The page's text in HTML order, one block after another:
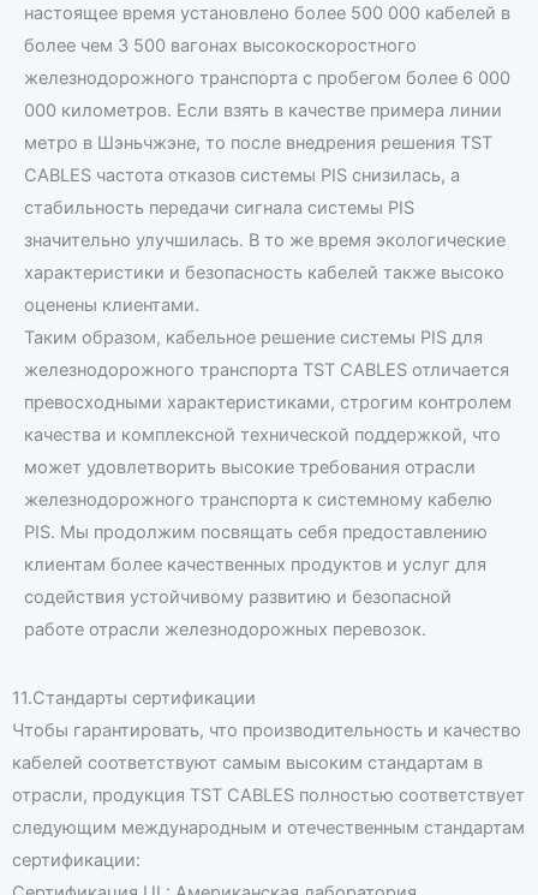
настоящее время установлено более 500 000 кабелей в
более чем 3 500 вагонах высокоскоростного
железнодорожного транспорта с пробегом более 6 000
000 километров. Если взять в качестве примера линии
метро в Шэньчжэне, то после внедрения решения TST
CABLES частота отказов системы PIS снизилась, а
стабильность передачи сигнала системы PIS
значительно улучшилась. В то же время экологические
характеристики и безопасность кабелей также высоко
оценены клиентами.
Таким образом, кабельное решение системы PIS для
железнодорожного транспорта TST CABLES отличается
превосходными характеристиками, строгим контролем
качества и комплексной технической поддержкой, что
может удовлетворить высокие требования отрасли
железнодорожного транспорта к системному кабелю
PIS. Мы продолжим посвящать себя предоставлению
клиентам более качественных продуктов и услуг для
содействия устойчивому развитию и безопасной
работе отрасли железнодорожных перевозок.
11.Стандарты сертификации
Чтобы гарантировать, что производительность и качество
кабелей соответствуют самым высоким стандартам в
отрасли, продукция TST CABLES полностью соответствует
следующим международным и отечественным стандартам
сертификации: